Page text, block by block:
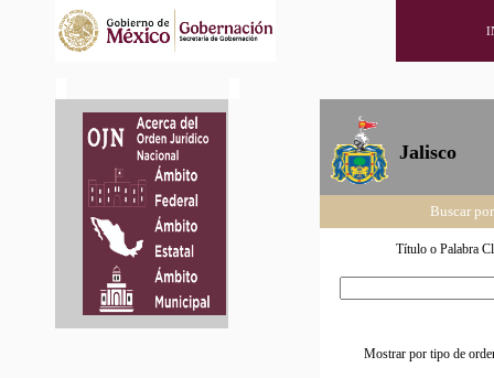
Jalisco
Buscar
Título o Palabra
Mostrar por tipo de